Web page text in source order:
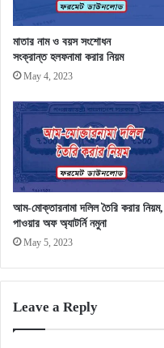
মাতার নাম ও বয়স সংশোধন
সংক্রান্ত হলফনামা করার নিয়ম
May 4, 2023
আম-মোক্তারনামা দলিল তৈরি করার নিয়ম,
পাওয়ার অফ অ্যাটর্নি নমুনা
May 5, 2023
Leave a Reply